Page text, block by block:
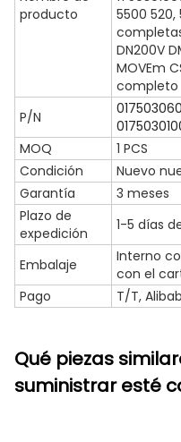
producto
5500 520,
DN200V
MOVEm
completo
P/N
MOQ
1 PCS
Condición
Nuevo
Garantía
3 meses
Plazo de
expedición
1-5 días
Embalaje
Interno
con el
Pago
T/T,
Qué piezas
suministrar esté